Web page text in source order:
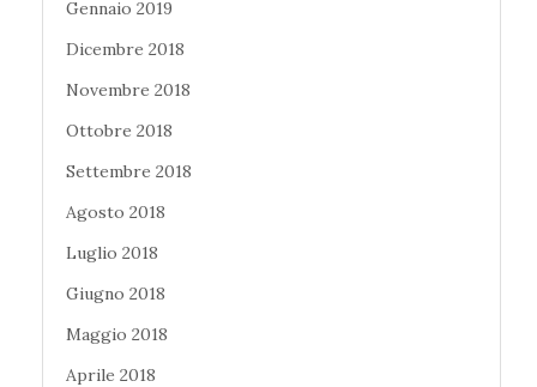
Gennaio 2019
Dicembre 2018
Novembre 2018
Ottobre 2018
Settembre 2018
Agosto 2018
Luglio 2018
Giugno 2018
Maggio 2018
Aprile 2018